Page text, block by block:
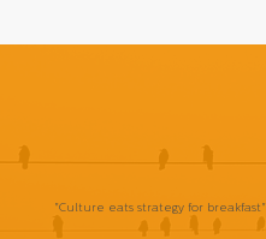
"Culture eats strategy for breakfast"